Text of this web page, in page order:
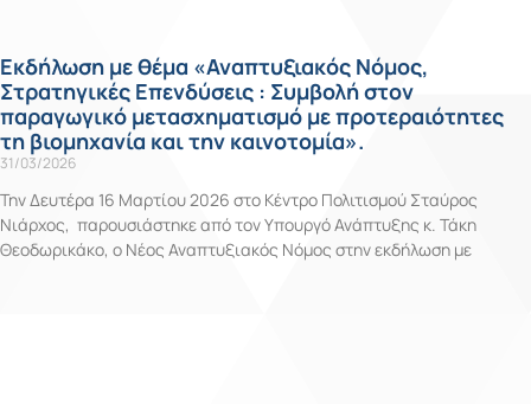
Εκδήλωση με θέμα «Αναπτυξιακός Νόμος,
Στρατηγικές Επενδύσεις : Συμβολή στον
παραγωγικό μετασχηματισμό με προτεραιότητες
τη βιομηχανία και την καινοτομία».
31/03/2026
Την Δευτέρα 16 Μαρτίου 2026 στο Κέντρο Πολιτισμού Σταύρος
Νιάρχος, παρουσιάστηκε από τον Υπουργό Ανάπτυξης κ. Τάκη
Θεοδωρικάκο, ο Νέος Αναπτυξιακός Νόμος στην εκδήλωση με